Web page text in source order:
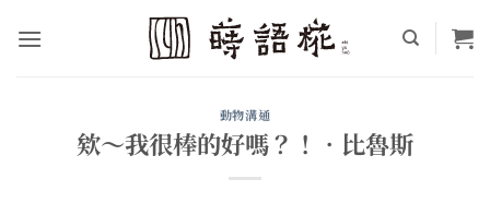
動物溝通
欸～我很棒的好嗎？！•比魯斯